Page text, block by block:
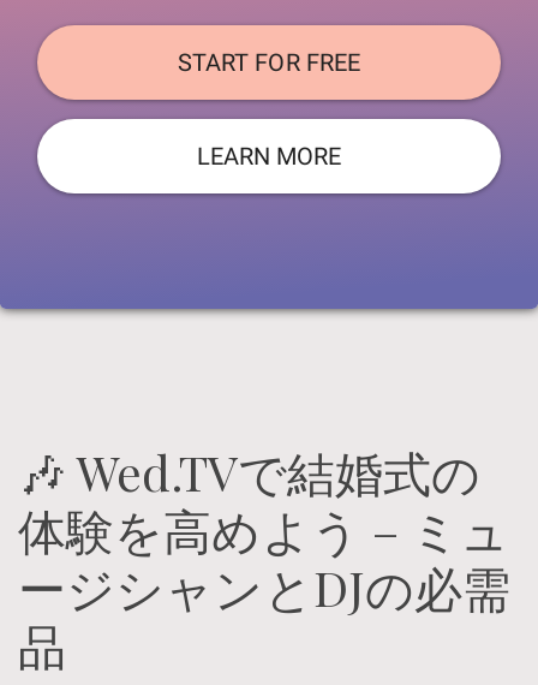
START FOR FREE
LEARN MORE
🎶 Wed.TVで結婚式の
体験を高めよう – ミュ
ージシャンとDJの必需
品